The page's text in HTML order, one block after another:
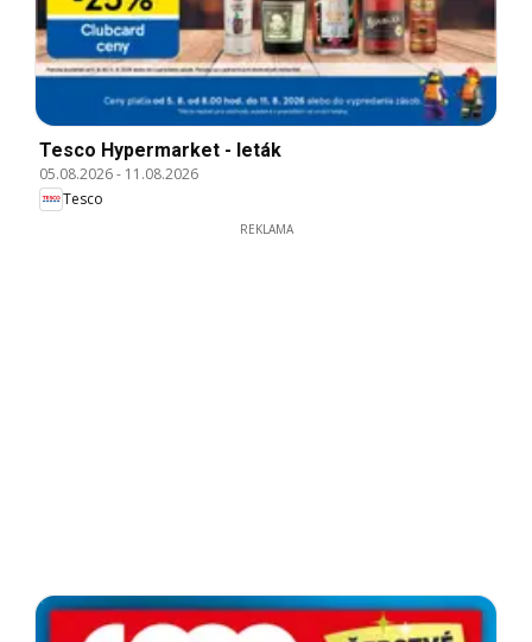
Tesco Hypermarket - leták
05.08.2026- 11.08.2026
Tesco
REKLAMA